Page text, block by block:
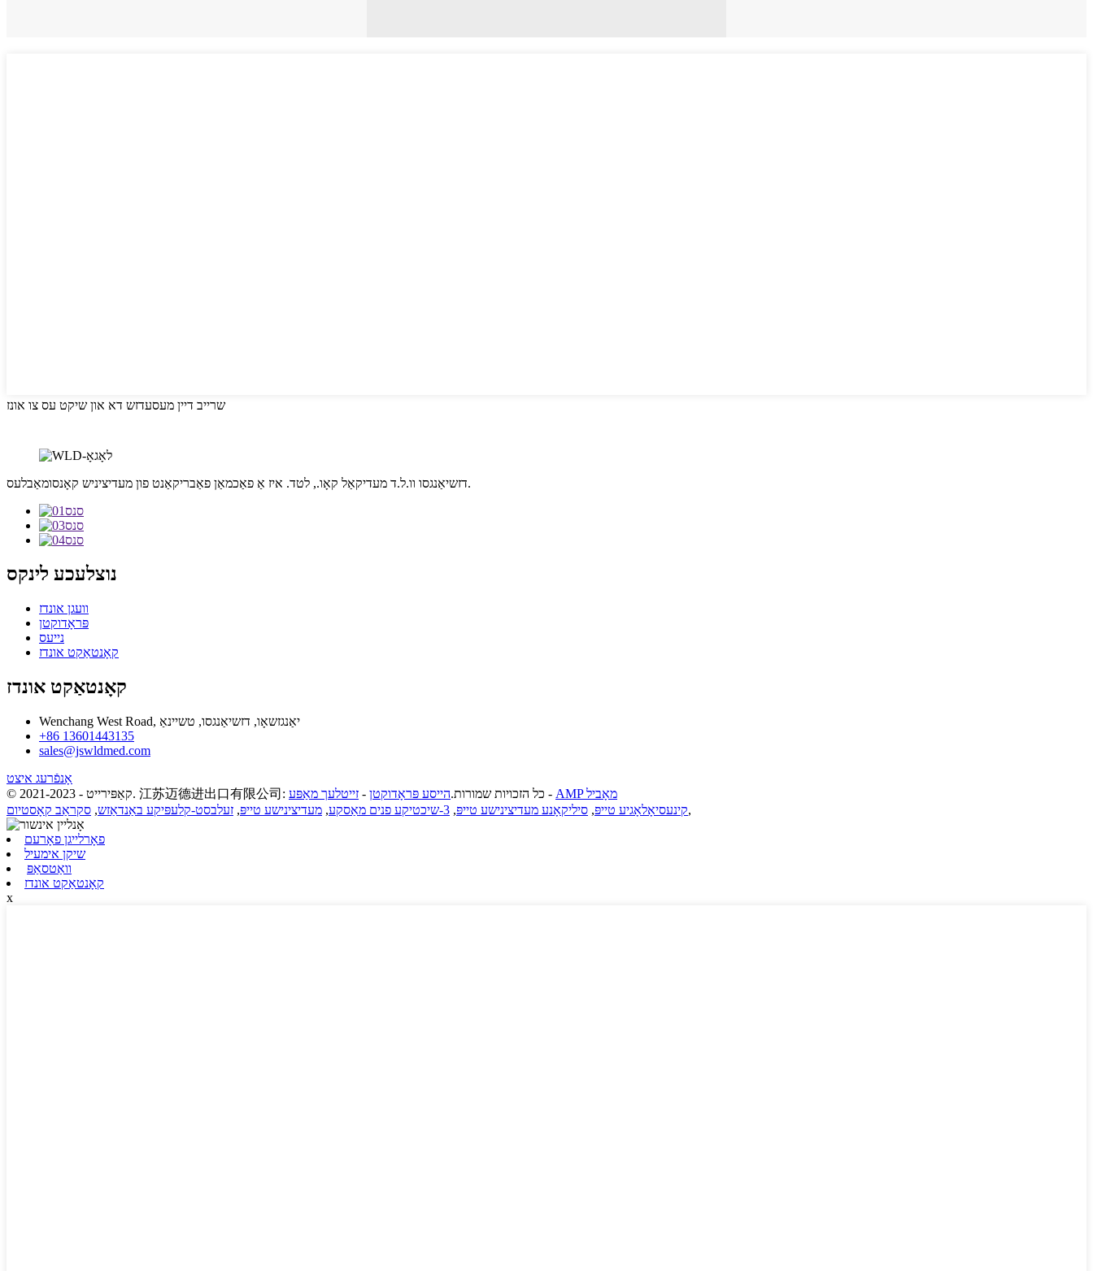
שרייב דיין מעסעדזש דא און שיקט עס צו אונז
דזשיאַנגסו וו.ל.ד מעדיקאַל קאָו., לטד. איז אַ פאַכמאַן פאַבריקאַנט פון מעדיציניש קאָנסומאַבלעס.
נוצלעכע לינקס
וועגן אונדז
פּראָדוקטן
נייעס
קאָנטאַקט אונדז
קאָנטאַקט אונדז
Wenchang West Road, יאַנגזשאָו, דזשיאַנגסו, טשיינאַ
+86 13601443135
sales@jswldmed.com
אָנפֿרעג איצט
© קאַפּירייט - 2021-2023. 江苏迈德进出口有限公司: כל הזכויות שמורות.הייסע פּראָדוקטן - זייטלעך מאַפּע -
AMP מאָביל
קינעסיאָלאָגיע טייפּ, סיליקאָנע מעדיצינישע טייפּ, 3-שיכטיקע פנים מאַסקע , מעדיצינישע טייפּ, זעלבסט-קלעפּיקע באַנדאַזש, סקראַב קאָסטיום ,
פאָרלייגן פאָרעם
שיקן אימעיל
וואַטסאַפּ
קאָנטאַקט אונדז
x